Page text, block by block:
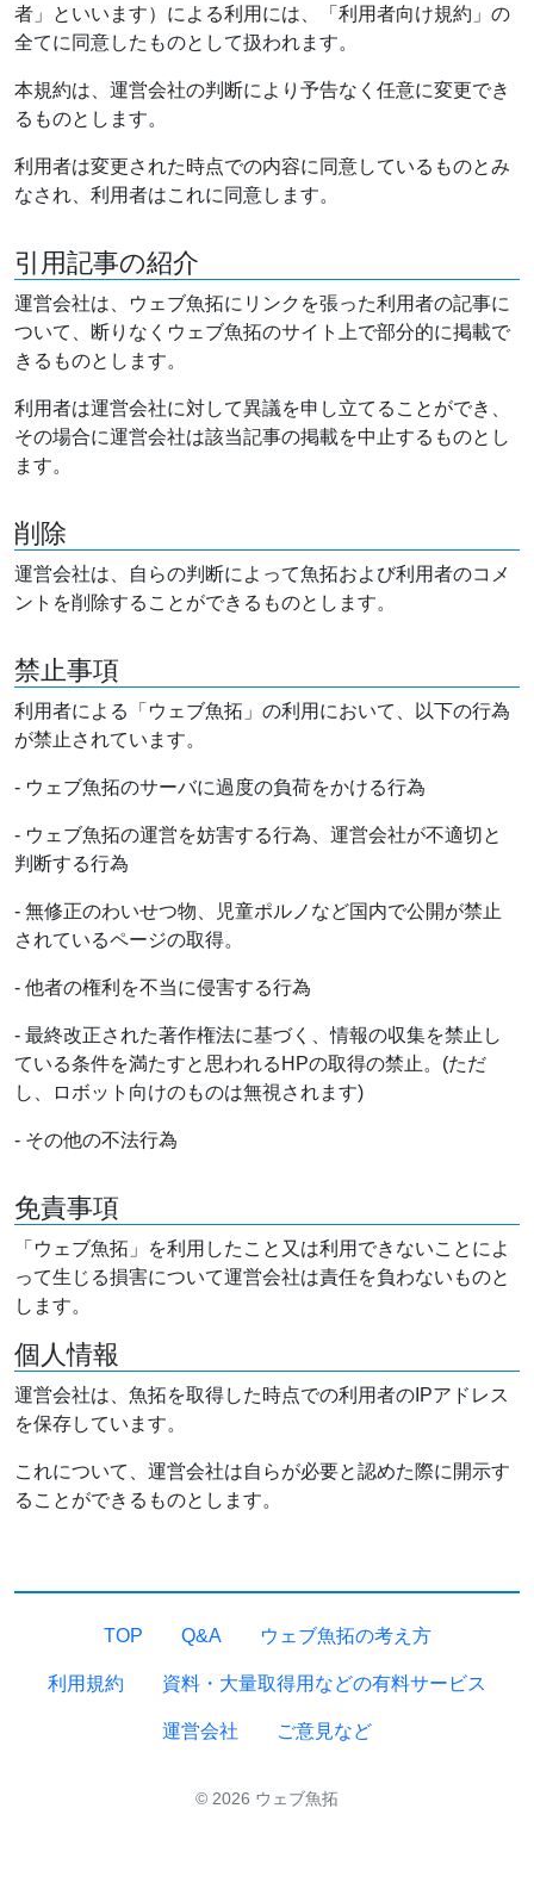
者」といいます）による利用には、「利用者向け規約」の
全てに同意したものとして扱われます。
本規約は、運営会社の判断により予告なく任意に変更でき
るものとします。
利用者は変更された時点での内容に同意しているものとみ
なされ、利用者はこれに同意します。
引用記事の紹介
運営会社は、ウェブ魚拓にリンクを張った利用者の記事に
ついて、断りなくウェブ魚拓のサイト上で部分的に掲載で
きるものとします。
利用者は運営会社に対して異議を申し立てることができ、
その場合に運営会社は該当記事の掲載を中止するものとし
ます。
削除
運営会社は、自らの判断によって魚拓および利用者のコメ
ントを削除することができるものとします。
禁止事項
利用者による「ウェブ魚拓」の利用において、以下の行為
が禁止されています。
- ウェブ魚拓のサーバに過度の負荷をかける行為
- ウェブ魚拓の運営を妨害する行為、運営会社が不適切と
判断する行為
- 無修正のわいせつ物、児童ポルノなど国内で公開が禁止
されているページの取得。
- 他者の権利を不当に侵害する行為
- 最終改正された著作権法に基づく、情報の収集を禁止し
ている条件を満たすと思われるHPの取得の禁止。(ただ
し、ロボット向けのものは無視されます)
- その他の不法行為
免責事項
「ウェブ魚拓」を利用したこと又は利用できないことによ
って生じる損害について運営会社は責任を負わないものと
します。
個人情報
運営会社は、魚拓を取得した時点での利用者のIPアドレス
を保存しています。
これについて、運営会社は自らが必要と認めた際に開示す
ることができるものとします。
TOP Q&A ウェブ魚拓の考え方
利用規約 資料・大量取得用などの有料サービス
運営会社 ご意見など
© 2026 ウェブ魚拓